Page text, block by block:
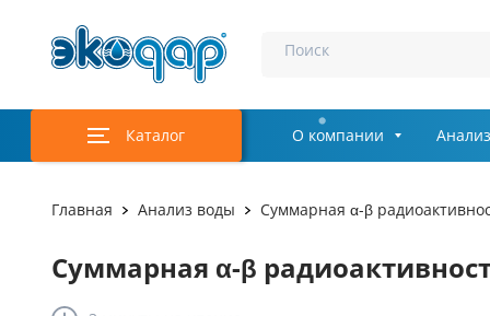
Поиск
Каталог О компании
Главная Анализ воды Суммарная α-β
Суммарная α-β